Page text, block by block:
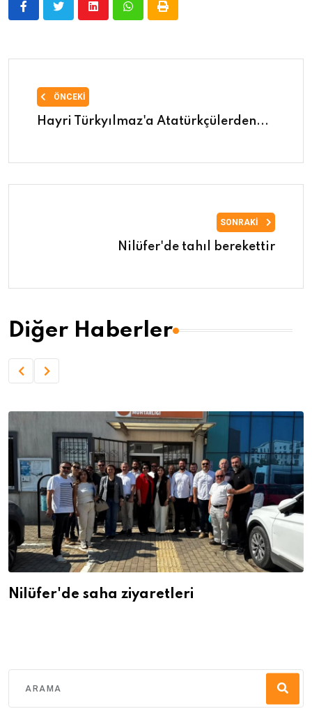
ÖNCEKI
Hayri Türkyılmaz'a Atatürkçülerden...
SONRAKI
Nilüfer'de tahıl berekettir
Diğer Haberler
Nilüfer'de saha ziyaretleri